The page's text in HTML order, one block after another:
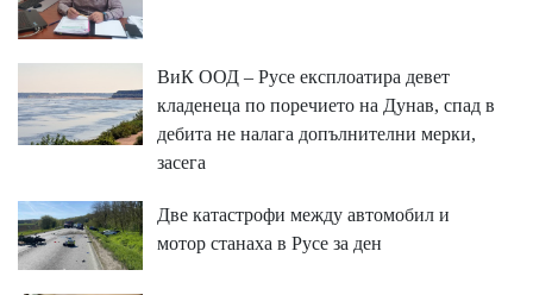
ВиК ООД – Русе експлоатира девет
кладенеца по поречието на Дунав, спад в
дебита не налага допълнителни мерки,
засега
Две катастрофи между автомобил и
мотор станаха в Русе за ден